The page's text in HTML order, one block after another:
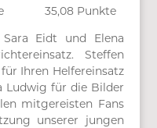
35,08 Punkte
Eidt und Elena
ereinsatz. Steffen
Ihren Helfereinsatz
Ludwig für die Bilder
mitgereisten Fans
unserer jungen